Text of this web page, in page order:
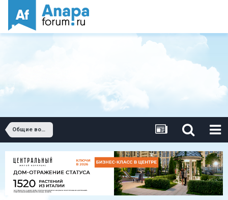
Общие вопросы о недвижимости в Анапе.